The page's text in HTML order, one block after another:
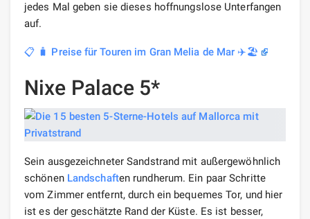
jedes Mal geben sie dieses hoffnungslose Unterfangen
auf.
📋 🧳 Preise für Touren im Gran Melia de Mar ✈️🏖️
Nixe Palace 5*
Sein ausgezeichneter Sandstrand mit außergewöhnlich
schönen Landschaften rundherum. Ein paar Schritte
vom Zimmer entfernt, durch ein bequemes Tor, und hier
ist es der geschätzte Rand der Küste. Es ist besser,